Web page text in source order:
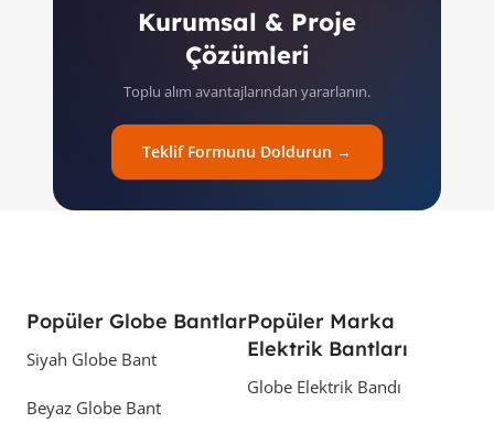
Kurumsal & Proje
Çözümleri
Toplu alım avantajlarından yararlanın.
Teklif Formunu Doldurun →
Popüler Globe Bantlar
Siyah Globe Bant
Beyaz Globe Bant
Popüler Marka
Elektrik Bantları
Globe Elektrik Bandı